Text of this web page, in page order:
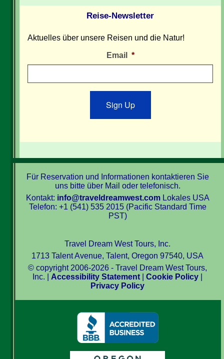
Reise-Newsletter
Aktuelles über unsere Reisen und die Natur!
Email *
Sign Up
Für Reservation und Informationen kontaktieren Sie
uns bitte über Mail oder telefonisch.
Kontakt: info@traveldreamwest.comLokales USA
Telefon: +1 (541) 535 2015 (Pacific Standard Time
PST)
Travel Dream West Tours, Inc.
1713 Talent Avenue, Talent, Oregon 97540, USA
© copyright 2006-2026 - Travel Dream West Tours,
Inc. | Accessibility Statement |Cookie Policy
Privacy Policy